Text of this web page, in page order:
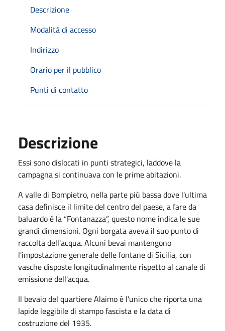
Descrizione
Modalità di accesso
Indirizzo
Orario per il pubblico
Punti di contatto
Descrizione
Essi sono dislocati in punti strategici, laddove la
campagna si continuava con le prime abitazioni.
A valle di Bompietro, nella parte più bassa dove l'ultima
casa definisce il limite del centro del paese, a fare da
baluardo è la “Fontanazza”, questo nome indica le sue
grandi dimensioni. Ogni borgata aveva il suo punto di
raccolta dell'acqua. Alcuni bevai mantengono
l'impostazione generale delle fontane di Sicilia, con
vasche disposte longitudinalmente rispetto al canale di
emissione dell'acqua.
Il bevaio del quartiere Alaimo è l'unico che riporta una
lapide leggibile di stampo fascista e la data di
costruzione del 1935.